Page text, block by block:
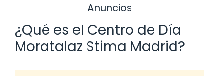
Anuncios
¿Qué es el Centro de Día
Moratalaz Stima Madrid?